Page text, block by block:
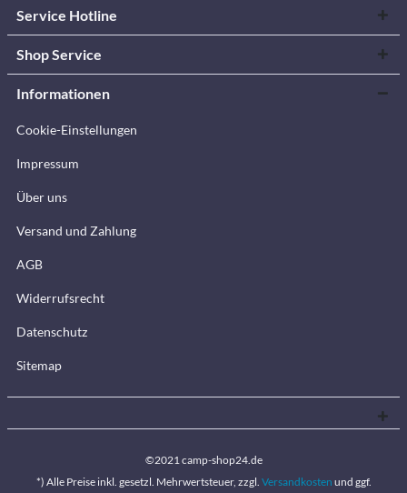
Service Hotline
Shop Service
Informationen
Cookie-Einstellungen
Impressum
Über uns
Versand und Zahlung
AGB
Widerrufsrecht
Datenschutz
Sitemap
©2021 camp-shop24.de
*) Alle Preise inkl. gesetzl. Mehrwertsteuer, zzgl. Versandkosten und ggf.